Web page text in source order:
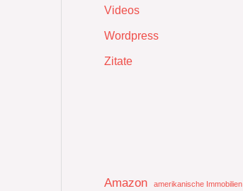
Videos
Wordpress
Zitate
Amazon amerikanische Immobilien